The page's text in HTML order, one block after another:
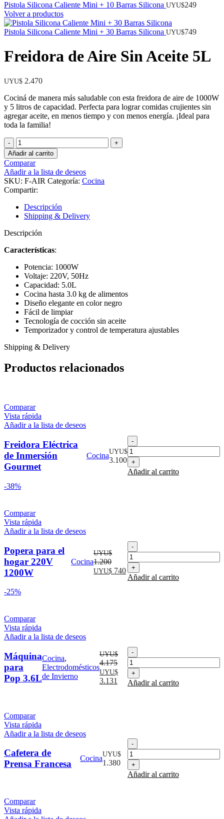
Pistola Silicona Caliente Mini + 10 Barras Silicona UYU$249
Volver a productos
Pistola Silicona Caliente Mini + 30 Barras Silicona UYU$749
Freidora de Aire Sin Aceite 5L
UYU$ 2.470
Cociná de manera más saludable con esta freidora de aire de 1000W
y 5 litros de capacidad. Perfecta para lograr comidas crujientes sin
agregar aceite, en menos tiempo y con menos energía. ¡Ideal para
toda la familia!
Freidora
de
Aire
Sin
Aceite
5L
cantidad
Añadir al carrito
Comparar
Añadir a la lista de deseos
SKU: F-AIR Categoría: Cocina
Compartir:
Descripción
Shipping & Delivery
Descripción
Características:
Potencia: 1000W
Voltaje: 220V, 50Hz
Capacidad: 5.0L
Cocina hasta 3.0 kg de alimentos
Diseño elegante en color negro
Fácil de limpiar
Tecnología de cocción sin aceite
Temporizador y control de temperatura ajustables
Shipping & Delivery
Productos relacionados
Comparar
Vista rápida
Añadir a la lista de deseos
Freidora Eléctrica
de Inmersión
Gourmet
CocinaUYU$
3.100
Freidora
Eléctrica
de
Inmersión
Gourmet
Añadir al carrito
-38%
Comparar
Vista rápida
Añadir a la lista de deseos
Popera para el
hogar 220V
1200W
Cocina
UYU$
1.200
El
UYU$ 740El
precio
Popera
para
el
hogar
220V
Añadir al carrito
-25%
Comparar
Vista rápida
Añadir a la lista de deseos
Máquina
para
Pop 3.6L
Cocina,
Electrodomésticos
de Invierno
UYU$
4.175
El
precio
UYU$
3.131
El
precio
actual
Máquina
para
Pop
3.6L
cantidad
Añadir al carrito
Comparar
Vista rápida
Añadir a la lista de deseos
Cafetera de
Prensa Francesa
CocinaUYU$
1.380
Cafetera
de
Prensa
Francesa
cantidad
Añadir al carrito
Comparar
Vista rápida